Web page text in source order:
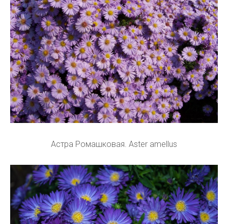
Астра Ромашковая. Aster amellus